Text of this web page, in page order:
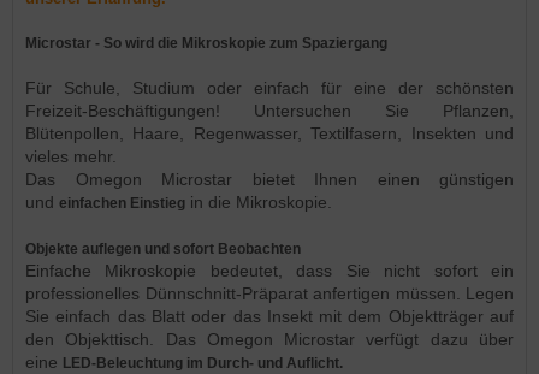
Microstar - So wird die Mikroskopie zum Spaziergang
Für Schule, Studium oder einfach für eine der schönsten
Freizeit-Beschäftigungen! Untersuchen Sie Pflanzen,
Blütenpollen, Haare, Regenwasser, Textilfasern, Insekten und
vieles mehr.
Das Omegon Microstar bietet Ihnen einen günstigen
und einfachen Einstieg in die Mikroskopie.
Objekte auflegen und sofort Beobachten
Einfache Mikroskopie bedeutet, dass Sie nicht sofort ein
professionelles Dünnschnitt-Präparat anfertigen müssen. Legen
Sie einfach das Blatt oder das Insekt mit dem Objektträger auf
den Objekttisch. Das Omegon Microstar verfügt dazu über
eine LED-Beleuchtung im Durch- und Auflicht.